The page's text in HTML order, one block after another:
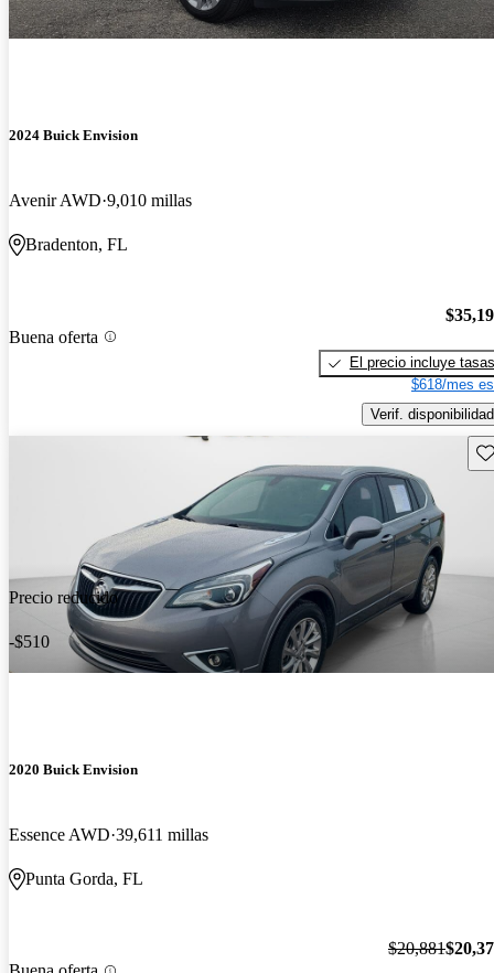
2024 Buick Envision
Avenir AWD 9,010 millas
Bradenton, FL
Buena oferta
El precio incluye tasas
$618/mes
Verif. disponibilidad
Precio reducido
-$510
2020 Buick Envision
Essence AWD 39,611 millas
Punta Gorda, FL
$20,881